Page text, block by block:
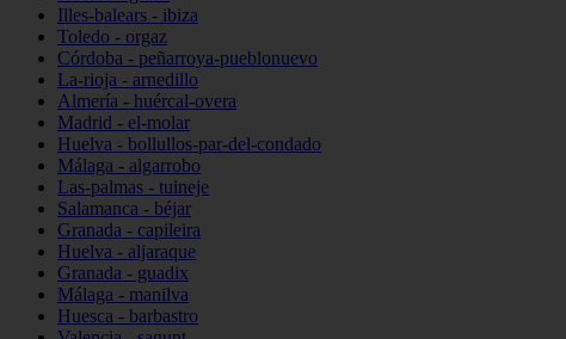
Illes-balears - ibiza
Toledo - orgaz
Córdoba - peñarroya-pueblonuevo
La-rioja - arnedillo
Almería - huércal-overa
Madrid - el-molar
Huelva - bollullos-par-del-condado
Málaga - algarrobo
Las-palmas - tuineje
Salamanca - béjar
Granada - capileira
Huelva - aljaraque
Granada - guadix
Málaga - manilva
Huesca - barbastro